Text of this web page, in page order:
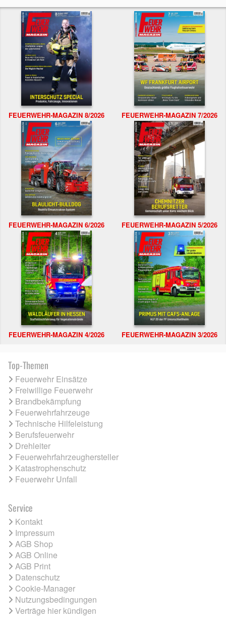
FEUERWEHR-MAGAZIN 8/2026 FEUERWEHR-MAGAZIN 7/2026
FEUERWEHR-MAGAZIN 6/2026 FEUERWEHR-MAGAZIN 5/2026
FEUERWEHR-MAGAZIN 4/2026 FEUERWEHR-MAGAZIN 3/2026
Top-Themen
Feuerwehr Einsätze
Freiwillige Feuerwehr
Brandbekämpfung
Feuerwehrfahrzeuge
Technische Hilfeleistung
Berufsfeuerwehr
Drehleiter
Feuerwehrfahrzeughersteller
Katastrophenschutz
Feuerwehr Unfall
Service
Kontakt
Impressum
AGB Shop
AGB Online
AGB Print
Datenschutz
Cookie-Manager
Nutzungsbedingungen
Verträge hier kündigen